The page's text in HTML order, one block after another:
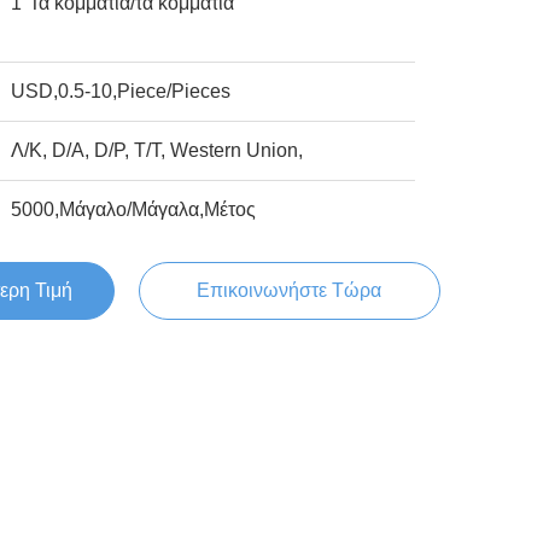
USD,0.5-10,Piece/Pieces
Λ/Κ, D/A, D/P, T/T, Western Union,
5000,Μάγαλο/Μάγαλα,Μέτος
Τιμή Επικοινωνήστε Τώρα